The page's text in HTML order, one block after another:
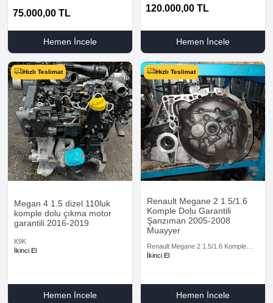
75.000,00 TL
Hemen İncele
120.000,00 TL
Hemen İncele
Hızlı Teslimat
Megan 4 1.5 dizel 110luk
komple dolu çıkma motor
garantili 2016-2019
K9K
İkinci El
Hemen İncele
Hızlı Teslimat
Renault Megane 2 1.5/1.6
Komple Dolu Garantili
Şanzıman 2005-2008
Muayyer
Renault Megane 2 1.5/1.6 Komple
Dolu Garantili Şanzıman 2005-2008
İkinci El
Hemen İncele